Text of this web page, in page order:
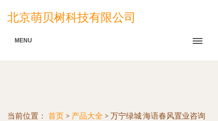
北京萌贝树科技有限公司
MENU
当前位置： 首页 > 产品大全 > 万宁绿城·海语春风置业咨询